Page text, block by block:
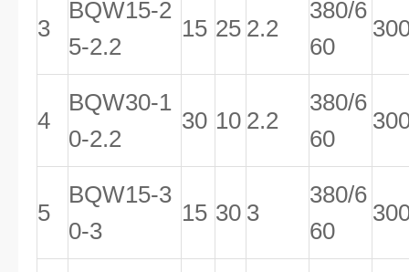
3
BQW15-2
5-2.2
15 25 2.2
380/6
60
4
BQW30-1
0-2.2
30 10 2.2
380/6
60
5
BQW15-3
0-3
15 30 3
380/6
60